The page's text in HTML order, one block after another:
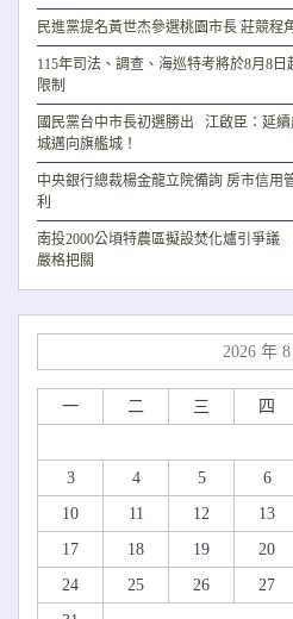
民進黨提名黃世杰參選桃園市長 莊競程
115年司法、調查、海巡特考將於8月8
限制
國民黨台中市長初選勝出 江啟臣：延
城邁向旗艦城！
中央銀行總裁楊金龍立院備詢 房市信用
利
南投2000公頃特農區擬設焚化爐引爭
嚴格把關
2026 年 8
一 二 三 四
3
4 5 6
10
11 12 13
17
18 19 20
24
25 26 27